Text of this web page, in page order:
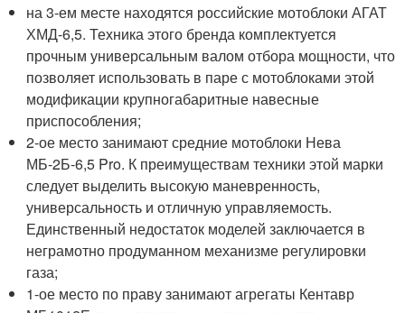
на 3-ем месте находятся российские мотоблоки АГАТ
ХМД-6,5. Техника этого бренда комплектуется
прочным универсальным валом отбора мощности, что
позволяет использовать в паре с мотоблоками этой
модификации крупногабаритные навесные
приспособления;
2-ое место занимают средние мотоблоки Нева
МБ-2Б-6,5 Pro. К преимуществам техники этой марки
следует выделить высокую маневренность,
универсальность и отличную управляемость.
Единственный недостаток моделей заключается в
неграмотно продуманном механизме регулировки
газа;
1-ое место по праву занимают агрегаты Кентавр